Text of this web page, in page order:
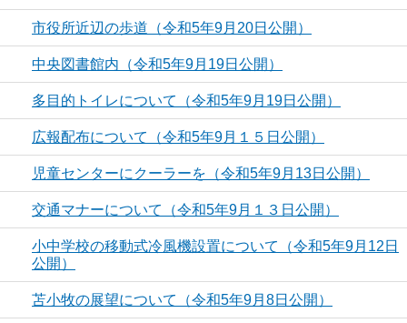
市役所近辺の歩道（令和5年9月20日公開）
中央図書館内（令和5年9月19日公開）
多目的トイレについて（令和5年9月19日公開）
広報配布について（令和5年9月１５日公開）
児童センターにクーラーを（令和5年9月13日公開）
交通マナーについて（令和5年9月１３日公開）
小中学校の移動式冷風機設置について（令和5年9月12日
公開）
苫小牧の展望について（令和5年9月8日公開）